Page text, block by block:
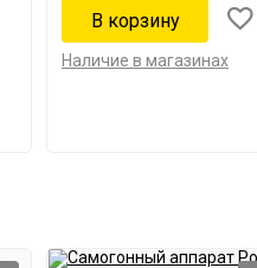
Наличие в магазинах